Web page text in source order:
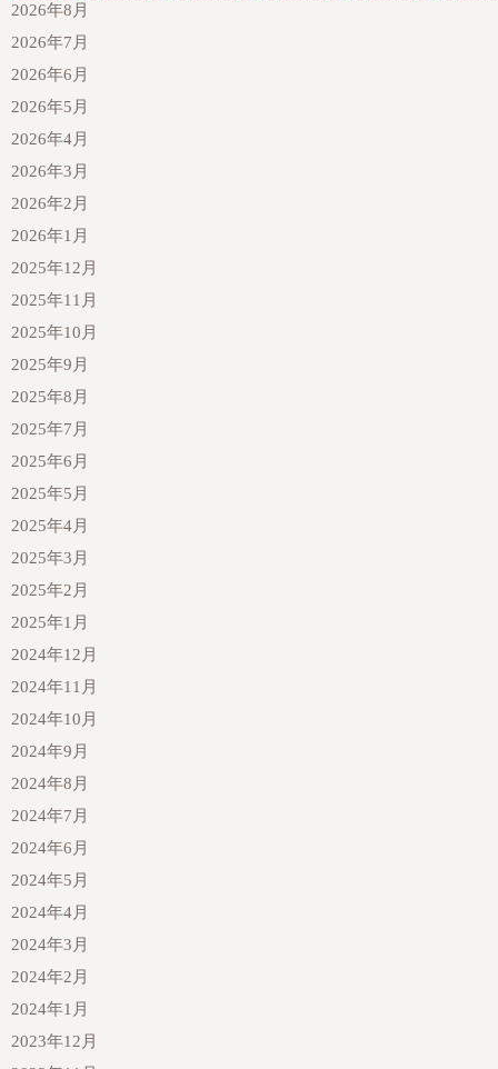
2026年8月
2026年7月
2026年6月
2026年5月
2026年4月
2026年3月
2026年2月
2026年1月
2025年12月
2025年11月
2025年10月
2025年9月
2025年8月
2025年7月
2025年6月
2025年5月
2025年4月
2025年3月
2025年2月
2025年1月
2024年12月
2024年11月
2024年10月
2024年9月
2024年8月
2024年7月
2024年6月
2024年5月
2024年4月
2024年3月
2024年2月
2024年1月
2023年12月